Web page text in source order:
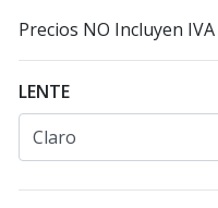
Precios NO Incluyen IVA
LENTE